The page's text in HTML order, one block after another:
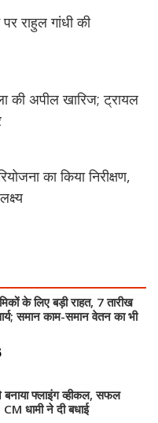
राहुल गांधी की
की अपील खारिज; ट्रायल
का किया निरीक्षण,
के लिए बड़ी राहत, 7 तारीख
समान काम-समान वेतन का भी
बनाया फ्लाइंग व्हीकल, सफल
धामी ने दी बधाई